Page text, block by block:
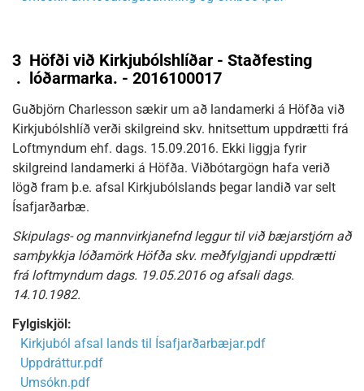
3
.
Höfði við Kirkjubólshlíðar - Staðfesting
lóðarmarka. - 2016100017
Guðbjörn Charlesson sækir um að landamerki á Höfða við
Kirkjubólshlíð verði skilgreind skv. hnitsettum uppdrætti frá
Loftmyndum ehf. dags. 15.09.2016. Ekki liggja fyrir
skilgreind landamerki á Höfða. Viðbótargögn hafa verið
lögð fram þ.e. afsal Kirkjubólslands þegar landið var selt
Ísafjarðarbæ.
Skipulags- og mannvirkjanefnd leggur til við bæjarstjórn að
samþykkja lóðamörk Höfða skv. meðfylgjandi uppdrætti
frá loftmyndum dags. 19.05.2016 og afsali dags.
14.10.1982.
Fylgiskjöl:
Kirkjuból afsal lands til Ísafjarðarbæjar.pdf
Uppdráttur.pdf
Umsókn.pdf